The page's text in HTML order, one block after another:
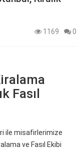
1169
0
Fasıl
ile misafirlerimize
ve Fasıl Ekibi